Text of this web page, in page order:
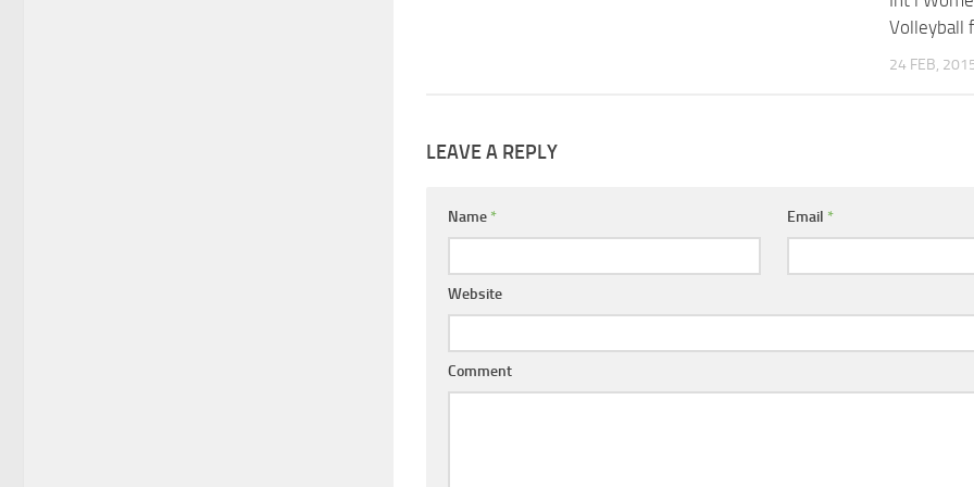
Volleyball
24 FEB,
LEAVE A REPLY
Name * Email *
Website
Comment